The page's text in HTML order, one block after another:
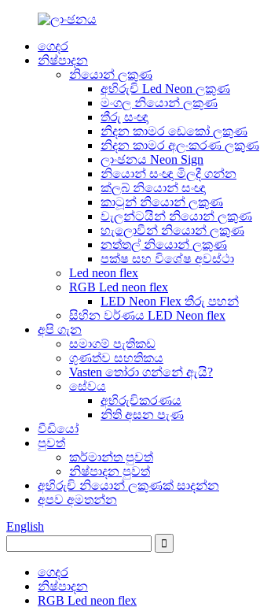
ගෙදර
නිෂ්පාදන
නියොන් ලකුණ
අභිරුචි Led Neon ලකුණ
මංගල නියොන් ලකුණ
තීරු සංඥා
නිදන කාමර ඩෙකෝ ලකුණ
නිදන කාමර අලංකරණ ලකුණ
ලාංඡනය Neon Sign
නියොන් සංඥා මිලදී ගන්න
ක්ලබ් නියොන් සංඥා
කාටූන් නියොන් ලකුණ
වැලන්ටයින් නියොන් ලකුණ
හැලොවීන් නියොන් ලකුණ
නත්තල් නියොන් ලකුණ
පක්ෂ සහ විශේෂ අවස්ථා
Led neon flex
RGB Led neon flex
LED Neon Flex තීරු පහන්
සිහින වර්ණය LED ​​Neon flex
අපි ගැන
සමාගම් පැතිකඩ
ගුණත්ව සහතිකය
Vasten තෝරා ගන්නේ ඇයි?
සේවය
අභිරුචිකරණය
නිති අසන පැණ
වීඩියෝ
පුවත්
කර්මාන්ත පුවත්
නිෂ්පාදන පුවත්
අභිරුචි නියොන් ලකුණක් සාදන්න
අපව අමතන්න
English
ගෙදර
නිෂ්පාදන
RGB Led neon flex